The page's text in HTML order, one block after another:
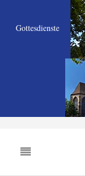
Gottesdienste